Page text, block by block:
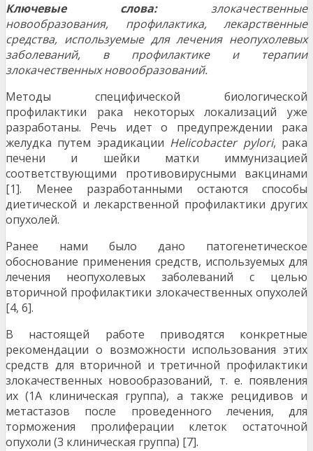
Ключевые слова: злокачественные
новообразования, профилактика, лекарственные
средства, используемые для лечения неопухолевых
заболеваний, в профилактике и терапии
злокачественных новообразований.
Методы специфической биологической
профилактики рака некоторых локализаций уже
разработаны. Речь идет о предупреждении рака
желудка путем эрадикации Helicobacter pylori, рака
печени и шейки матки иммунизацией
соответствующими противовирусными вакцинами
[1]. Менее разработанными остаются способы
диетической и лекарственной профилактики других
опухолей.
Ранее нами было дано патогенетическое
обоснование применения средств, используемых для
лечения неопухолевых заболеваний с целью
вторичной профилактики злокачественных опухолей
[4, 6].
В настоящей работе приводятся конкретные
рекомендации о возможности использования этих
средств для вторичной и третичной профилактики
злокачественных новообразований, т. е. появления
их (1А клиническая группа), а также рецидивов и
метастазов после проведенного лечения, для
торможения пролиферации клеток остаточной
опухоли (3 клиническая группа) [7].